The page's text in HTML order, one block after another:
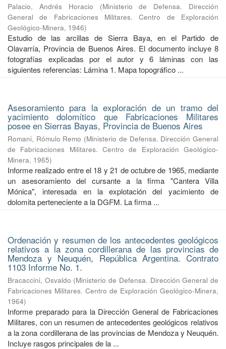
Palacio, Andrés Horacio (Ministerio de Defensa. Dirección
General de Fabricaciones Militares. Centro de Exploración
Geológico-Minera, 1946)
Estudio de las arcillas de Sierra Baya, en el Partido de
Olavarría, Provincia de Buenos Aires. El documento incluye 8
fotografías explicadas por el autor y 6 láminas con las
siguientes referencias: Lámina 1. Mapa topográfico ...
Asesoramiento para la exploración de un tramo del
yacimiento dolomítico que Fabricaciones Militares
posee en Sierras Bayas, Provincia de Buenos Aires
Romani, Rómulo Remo (Ministerio de Defensa. Dirección General
de Fabricaciones Militares. Centro de Exploración Geológico-
Minera, 1965)
Informe realizado entre el 18 y 21 de octubre de 1965, mediante
un asesoramiento del cursante a la firma "Cantera Villa
Mónica", interesada en la explotación del yacimiento de
dolomita perteneciente a la DGFM. La firma ...
Ordenación y resumen de los antecedentes geológicos
relativos a la zona cordillerana de las provincias de
Mendoza y Neuquén, República Argentina. Contrato
1103 Informe No. 1.
Bracaccini, Osvaldo (Ministerio de Defensa. Dirección General de
Fabricaciones Militares. Centro de Exploración Geológico-Minera,
1964)
Informe preparado para la Dirección General de Fabricaciones
Militares, con un resumen de antecedentes geológicos relativos
a la zona cordillerana de las provincias de Mendoza y Neuquén.
Incluye rasgos principales de la ...